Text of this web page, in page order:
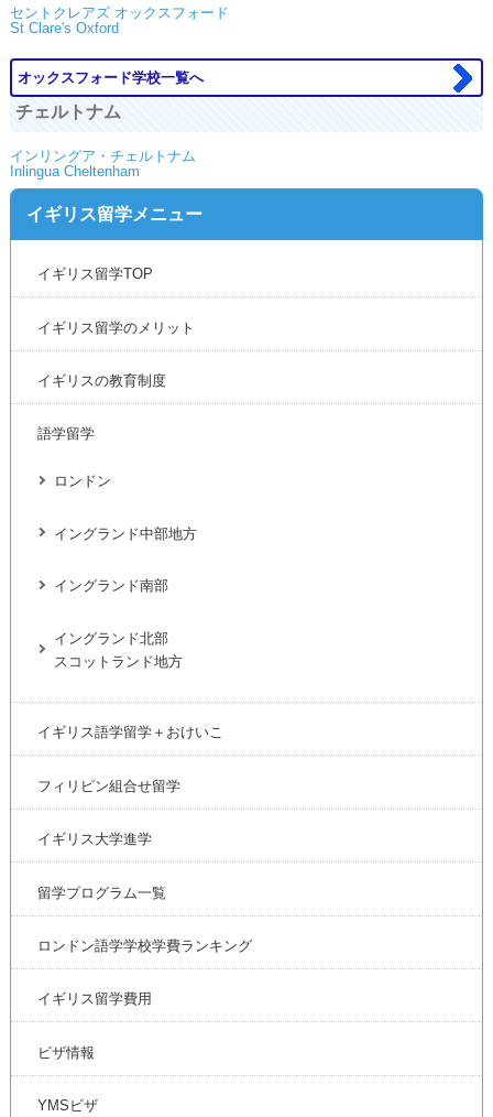
セントクレアズ オックスフォード
St Clare's Oxford
オックスフォード学校一覧へ
チェルトナム
インリングア・チェルトナム
Inlingua Cheltenham
イギリス留学メニュー
イギリス留学TOP
イギリス留学のメリット
イギリスの教育制度
語学留学
ロンドン
イングランド中部地方
イングランド南部
イングランド北部
スコットランド地方
イギリス語学留学＋おけいこ
フィリピン組合せ留学
イギリス大学進学
留学プログラム一覧
ロンドン語学学校学費ランキング
イギリス留学費用
ビザ情報
YMSビザ